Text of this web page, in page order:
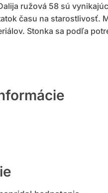
ružová 58 sú
času na starostlivosť.
Stonka sa podľa